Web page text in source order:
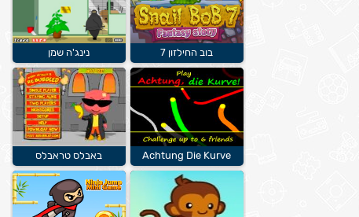
בוב החילזון 7 נינג'ה שמן
Achtung Die Kurve באבלס טראבלס